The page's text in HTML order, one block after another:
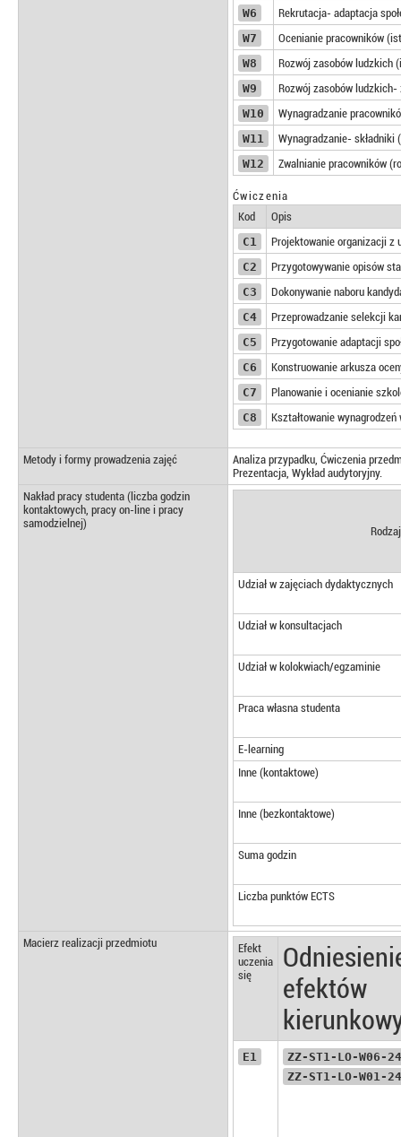
W6
Rekrutacja- adaptacja
W7
Ocenianie pracowników
W8
Rozwój zasobów ludzkich
W9
Rozwój zasobów
W10
Wynagradzanie
W11
Wynagradzanie- składniki
W12
Zwalnianie pracowników
Ćwiczenia
Kod
Opis
C1
Projektowanie organizacji z
C2
Przygotowywanie opisów
C3
Dokonywanie naboru
C4
Przeprowadzanie selekcji
C5
Przygotowanie adaptacji
C6
Konstruowanie arkusza
C7
Planowanie i ocenianie
C8
Kształtowanie
Metody i formy prowadzenia zajęć
Analiza przypadku, Ćwiczenia
Prezentacja, Wykład audytoryjny.
Nakład pracy studenta (liczba godzin
kontaktowych, pracy on-line i pracy
samodzielnej)
Udział w zajęciach dydaktycznych
Udział w konsultacjach
Udział w kolokwiach/egzaminie
Praca własna studenta
E-learning
Inne (kontaktowe)
Inne (bezkontaktowe)
Suma godzin
Liczba punktów ECTS
Macierz realizacji przedmiotu
Efekt
uczenia
się
efektów
E1
ZZ-ST1-LO-W06-
ZZ-ST1-LO-W01-